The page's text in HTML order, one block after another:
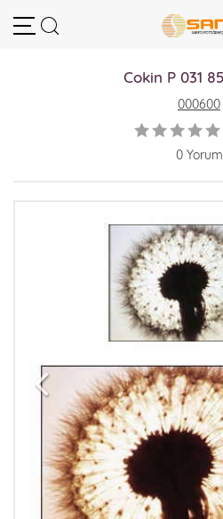
Cokin P 031
000600
0 Yorum